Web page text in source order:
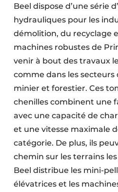
Beel dispose d’une série
hydrauliques pour les
démolition, du recyclage
machines robustes de
venir à bout des travaux
comme dans les
minier et forestier. Ces
chenilles combinent une
avec une capacité de
et une vitesse maximale
catégorie. De plus, ils
chemin sur les terrains
Beel distribue les mini-
élévatrices et les